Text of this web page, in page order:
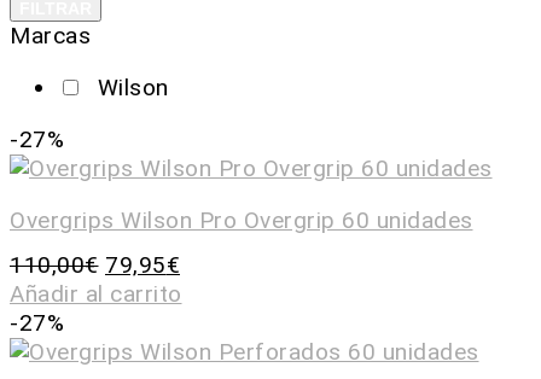
Marcas
Wilson
-27%
Overgrips Wilson Pro Overgrip 60 unidades
110,00€ 79,95€
Añadir al carrito
-27%